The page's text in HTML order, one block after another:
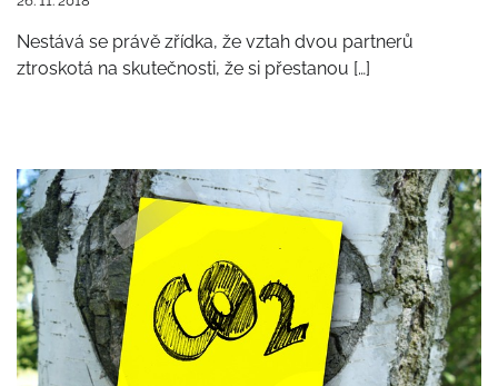
Nestává se právě zřídka, že vztah dvou partnerů
ztroskotá na skutečnosti, že si přestanou […]